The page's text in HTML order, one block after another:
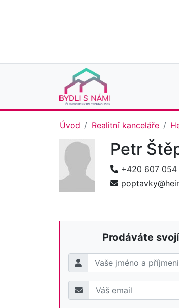
Úvod Realitní kanceláře
Petr
+420 607 054
Prodáváte